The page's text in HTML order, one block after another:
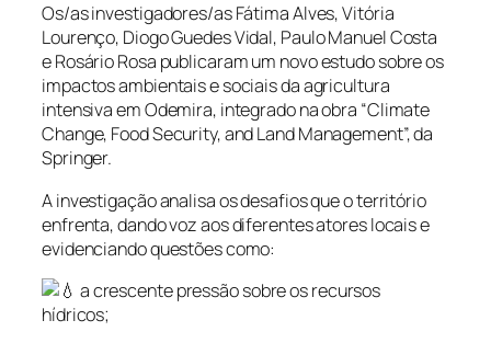
Os/as investigadores/as Fátima Alves, Vitória
Lourenço, Diogo Guedes Vidal, Paulo Manuel Costa
e Rosário Rosa publicaram um novo estudo sobre os
impactos ambientais e sociais da agricultura
intensiva em Odemira, integrado na obra “Climate
Change, Food Security, and Land Management”, da
Springer.
A investigação analisa os desafios que o território
enfrenta, dando voz aos diferentes atores locais e
evidenciando questões como:
a crescente pressão sobre os recursos
hídricos;